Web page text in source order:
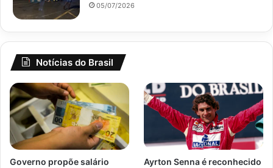
05/07/2026
Notícias do Brasil
Governo propõe salário
Ayrton Senna é reconhecido